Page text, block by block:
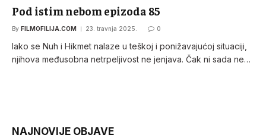
Pod istim nebom epizoda 85
By FILMOFILIJA.COM 23. travnja 2025. 0
Iako se Nuh i Hikmet nalaze u teškoj i ponižavajućoj situaciji,
njihova međusobna netrpeljivost ne jenjava. Čak ni sada ne…
NAJNOVIJE OBJAVE